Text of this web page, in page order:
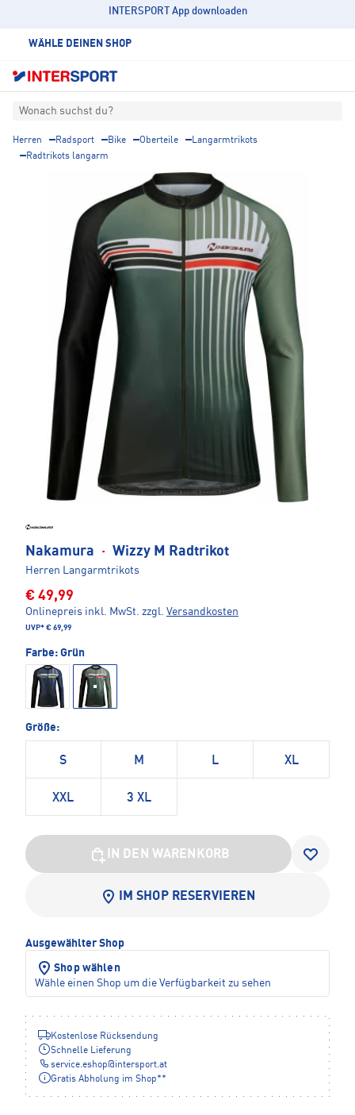
INTERSPORT App downloaden
WÄHLE DEINEN SHOP
Wonach suchst du?
Herren Radsport Bike Oberteile
Langarmtrikots
Radtrikots langarm
Nakamura · Wizzy M Radtrikot
Herren Langarmtrikots
€ 49,99
Onlinepreis inkl. MwSt. zzgl. Versandkosten
UVP* € 69,99
Farbe: Grün
Größe:
S M L XL
XXL 3 XL
IN DEN WARENKORB
IM SHOP RESERVIEREN
Ausgewählter Shop
Shop wählen
Wähle einen Shop um die Verfügbarkeit zu sehen
Kostenlose Rücksendung
Schnelle Lieferung
service.eshop@intersport.at
Gratis Abholung im Shop**